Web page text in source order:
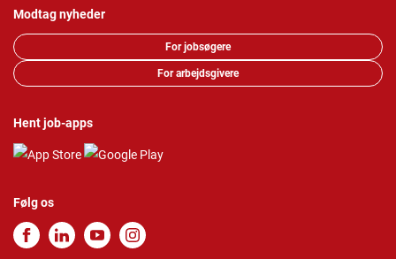
Modtag nyheder
For jobsøgere
For arbejdsgivere
Hent job-apps
Følg os